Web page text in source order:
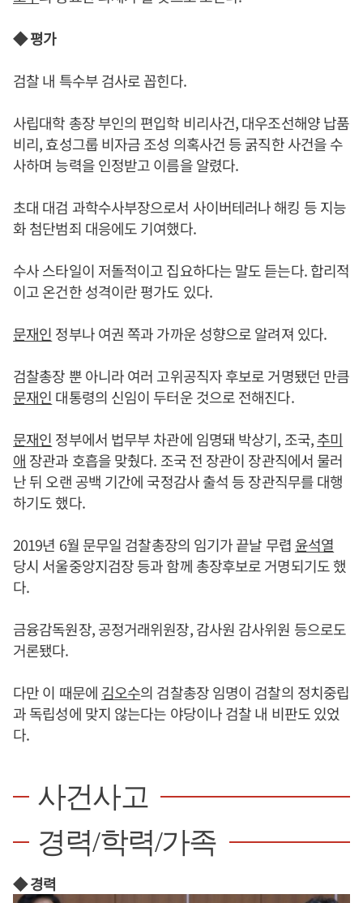
◆ 평가
검찰 내 특수부 검사로 꼽힌다.
사립대학 총장 부인의 편입학 비리사건, 대우조선해양 납품
비리, 효성그룹 비자금 조성 의혹사건 등 굵직한 사건을 수
사하며 능력을 인정받고 이름을 알렸다.
초대 대검 과학수사부장으로서 사이버테러나 해킹 등 지능
화 첨단범죄 대응에도 기여했다.
수사 스타일이 저돌적이고 집요하다는 말도 듣는다. 합리적
이고 온건한 성격이란 평가도 있다.
문재인 정부나 여권 쪽과 가까운 성향으로 알려져 있다.
검찰총장 뿐 아니라 여러 고위공직자 후보로 거명됐던 만큼
문재인 대통령의 신임이 두터운 것으로 전해진다.
문재인 정부에서 법무부 차관에 임명돼 박상기, 조국,추미
애 장관과 호흡을 맞췄다. 조국 전 장관이 장관직에서 물러
난 뒤 오랜 공백 기간에 국정감사 출석 등 장관직무를 대행
하기도 했다.
2019년 6월 문무일 검찰총장의 임기가 끝날 무렵 윤석열
당시 서울중앙지검장 등과 함께 총장후보로 거명되기도 했
다.
금융감독원장, 공정거래위원장, 감사원 감사위원 등으로도
거론됐다.
다만 이 때문에 김오수의 검찰총장 임명이 검찰의 정치중립
과 독립성에 맞지 않는다는 야당이나 검찰 내 비판도 있었
다.
사건사고
경력/학력/가족
◆ 경력